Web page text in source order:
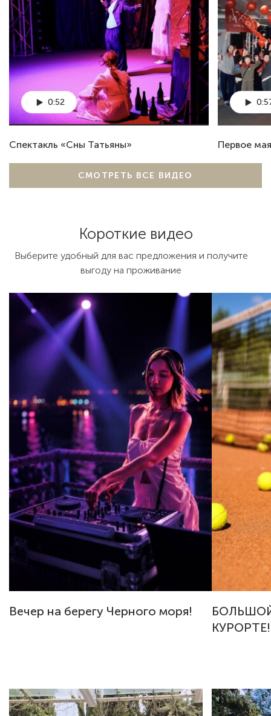
0:52
Спектакль «Сны Татьяны» Первое мая
СМОТРЕТЬ ВСЕ ВИДЕО
Короткие видео
Выберите удобный для вас предложения и получите
выгоду на проживание
Вечер на берегу Черного моря!
КУРОРТЕ!